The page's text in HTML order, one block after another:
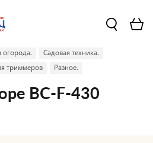
огорода.
Садовая техника.
триммеров Разное.
BC-F-430